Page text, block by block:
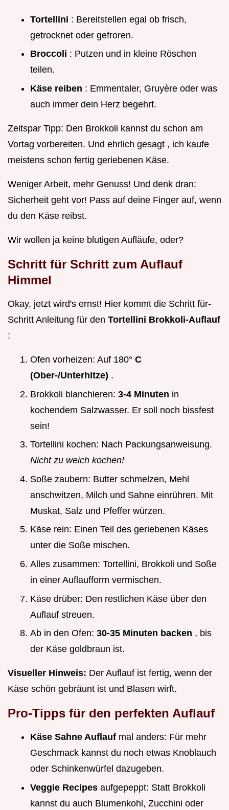
Tortellini : Bereitstellen egal ob frisch,
getrocknet oder gefroren.
Broccoli : Putzen und in kleine Röschen
teilen.
Käse reiben : Emmentaler, Gruyère oder was
auch immer dein Herz begehrt.
Zeitspar Tipp: Den Brokkoli kannst du schon am
Vortag vorbereiten. Und ehrlich gesagt , ich kaufe
meistens schon fertig geriebenen Käse.
Weniger Arbeit, mehr Genuss! Und denk dran:
Sicherheit geht vor! Pass auf deine Finger auf, wenn
du den Käse reibst.
Wir wollen ja keine blutigen Aufläufe, oder?
Schritt für Schritt zum Auflauf
Himmel
Okay, jetzt wird's ernst! Hier kommt die Schritt für-
Schritt Anleitung für den Tortellini Brokkoli-Auflauf
:
Ofen vorheizen: Auf 180° C
(Ober-/Unterhitze) .
Brokkoli blanchieren: 3-4 Minuten in
kochendem Salzwasser. Er soll noch bissfest
sein!
Tortellini kochen: Nach Packungsanweisung.
Nicht zu weich kochen!
Soße zaubern: Butter schmelzen, Mehl
anschwitzen, Milch und Sahne einrühren. Mit
Muskat, Salz und Pfeffer würzen.
Käse rein: Einen Teil des geriebenen Käses
unter die Soße mischen.
Alles zusammen: Tortellini, Brokkoli und Soße
in einer Auflaufform vermischen.
Käse drüber: Den restlichen Käse über den
Auflauf streuen.
Ab in den Ofen: 30-35 Minuten backen , bis
der Käse goldbraun ist.
Visueller Hinweis: Der Auflauf ist fertig, wenn der
Käse schön gebräunt ist und Blasen wirft.
Pro-Tipps für den perfekten Auflauf
Käse Sahne Auflauf mal anders: Für mehr
Geschmack kannst du noch etwas Knoblauch
oder Schinkenwürfel dazugeben.
Veggie Recipes aufgepeppt: Statt Brokkoli
kannst du auch Blumenkohl, Zucchini oder